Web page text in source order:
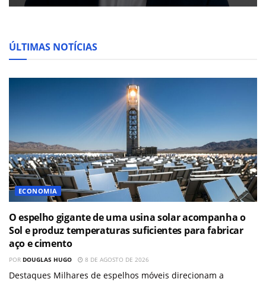
ÚLTIMAS NOTÍCIAS
ECONOMIA
O espelho gigante de uma usina solar acompanha o
Sol e produz temperaturas suficientes para fabricar
aço e cimento
POR DOUGLAS HUGO 8 DE AGOSTO DE 2026
Destaques Milhares de espelhos móveis direcionam a